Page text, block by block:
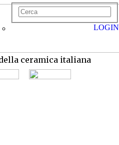
ceramica italiana
LOGIN